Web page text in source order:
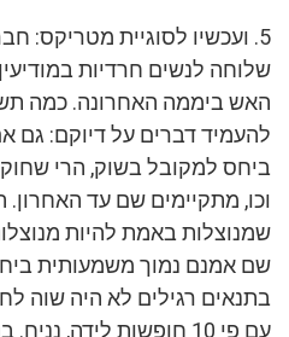
5. ועכשיו לסוגיית מטריקס:
שלוחה לנשים חרדיות
האש ביממה האחרונה. כמה
להעמיד דברים על דיוקם: גם
ביחס למקובל בשוק, הרי
וכו, מתקיימים שם עד האחרון.
שמנוצלות באמת להיות
שם אמנם נמוך משמעותית
בתנאים רגילים לא היה שוה
עם פי 10 חופשות לידה,